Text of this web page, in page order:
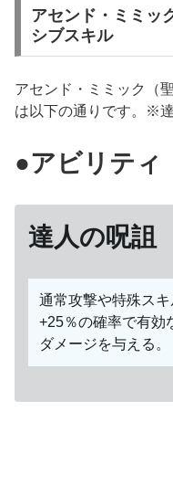
アセンド・ミミッ
シブスキル
アセンド・ミミック（
は以下の通りです。※
●アビリティ
達人の呪詛
通常攻撃や特殊スキ
+25％の確率で有効
ダメージを与える。